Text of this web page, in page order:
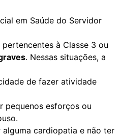
em Saúde do Servidor
à Classe 3 ou
. Nessas situações, a
de fazer atividade
pequenos esforços ou
cardiopatia e não ter